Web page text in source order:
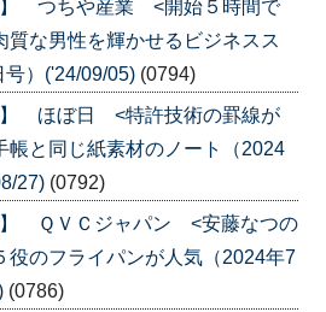
】 つちや産業 <開始５時間で
な男性を輝かせるビジネスス
）('24/09/05) (0794)
】 ほぼ日 <特許技術の罫線が
と同じ紙素材のノート（2024
27) (0792)
】 ＱＶＣジャパン <安藤なつの
のフライパンが人気（2024年7
(0786)